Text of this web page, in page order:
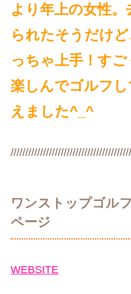
より年上の女性
られたそうだけ
っちゃ上手！す
楽しんでゴルフ
えました^_^
ワンストップゴル
ページ
WEBSITE